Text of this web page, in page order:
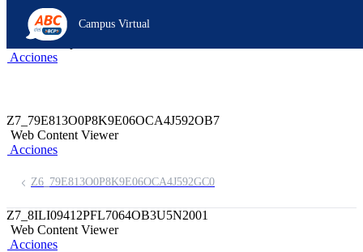
Z6_79E813O0P8K9E06OCA4J592OJ3
Z7_79E813O0P8K9E06OCA4J592OB5
header-campus-virtual-abc
Acciones
Campus Virtual
Z7_79E813O0P8K9E06OCA4J592OB7
Web Content Viewer
Acciones
Z6_79E813O0P8K9E06OCA4J592GC0
Z7_8ILI09412PFL7064OB3U5N2001
Web Content Viewer
Acciones